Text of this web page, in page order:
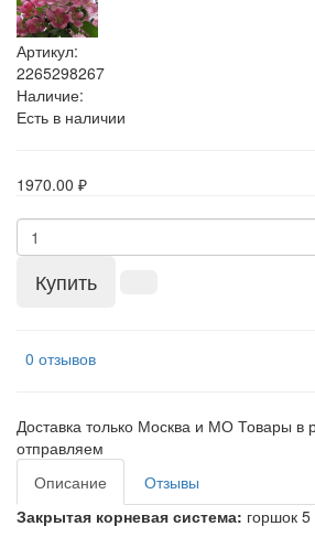
Артикул:
2265298267
Наличие:
Есть в наличии
1970.00 ₽
Купить
0 отзывов
Доставка только Москва и МО Товары в
отправляем
Описание
Отзывы
Закрытая корневая система: горшок 5